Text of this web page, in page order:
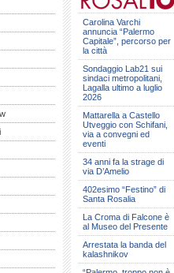
Carolina Varchi
annuncia “Palermo
Capitale”, percorso per
la città
Sondaggio Lab21 sui
sindaci metropolitani,
Lagalla ultimo a luglio
2026
Mattarella a Castello
Utveggio con Schifani,
via a convegni ed
eventi
34 anni fa la strage di
via D’Amelio
402esimo “Festino” di
Santa Rosalia
La Croma di Falcone è
al Museo del Presente
Arrestata la banda del
kalashnikov